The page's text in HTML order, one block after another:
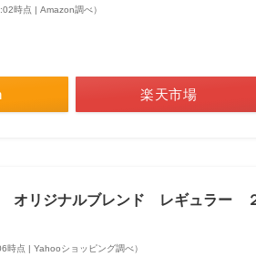
時点 | Amazon調べ）
楽天市場
オリジナルブレンド レギュラー
時点 | Yahooショッピング調べ）